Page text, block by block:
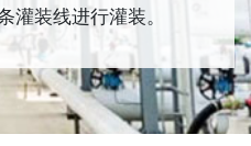
灌装线进行灌装。